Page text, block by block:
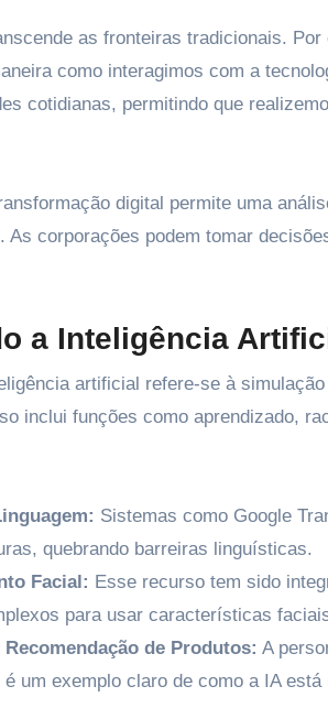
as fronteiras tradicionais.
como interagimos com a
cotidianas, permitindo que
digital permite uma
As corporações podem tomar
a Inteligência
artificial refere-se à
inclui funções como aprendizado,
Sistemas como Google
quebrando barreiras linguísticas.
Facial: Esse recurso tem sido
para usar características
de Produtos: A
um exemplo claro de como a IA